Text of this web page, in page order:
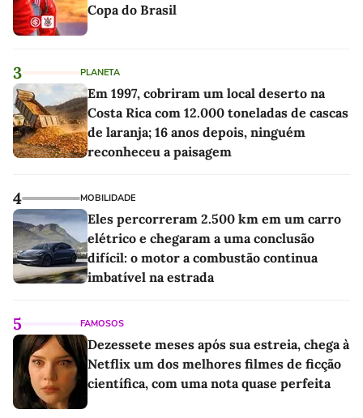
Copa do Brasil
3 PLANETA
Em 1997, cobriram um local deserto na
Costa Rica com 12.000 toneladas de cascas
de laranja; 16 anos depois, ninguém
reconheceu a paisagem
4 MOBILIDADE
Eles percorreram 2.500 km em um carro
elétrico e chegaram a uma conclusão
difícil: o motor a combustão continua
imbatível na estrada
5 FAMOSOS
Dezessete meses após sua estreia, chega à
Netflix um dos melhores filmes de ficção
científica, com uma nota quase perfeita